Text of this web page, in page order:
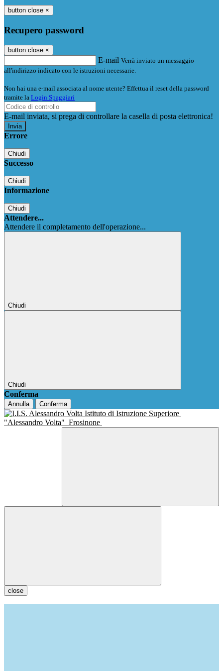
button close ×
Recupero password
button close ×
E-mail Verrà inviato un messaggio
all'indirizzo indicato con le istruzioni necessarie.
Non hai una e-mail associata al nome utente? Effettua il reset della password
tramite la Login Spaggiari
E-mail inviata, si prega di controllare la casella di posta elettronica!
Errore
Chiudi
Successo
Chiudi
Informazione
Chiudi
Attendere...
Attendere il completamento dell'operazione...
Chiudi
Chiudi
Conferma
Annulla Conferma
Istituto di Istruzione Superiore
"Alessandro Volta" Frosinone
close